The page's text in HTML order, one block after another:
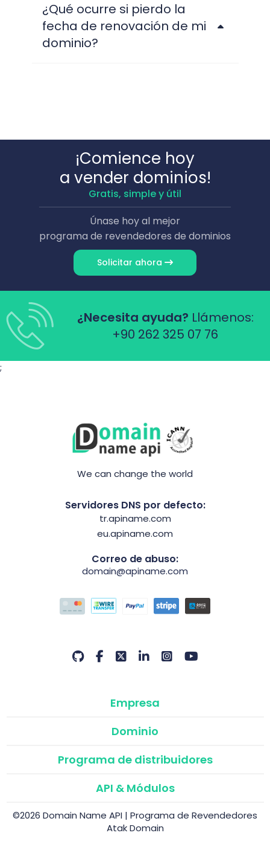
¿Qué ocurre si pierdo la
fecha de renovación de mi
dominio?
¡Comience hoy
a vender dominios!
Gratis, simple y útil
Únase hoy al mejor
programa de revendedores de dominios
Solicitar ahora
¿Necesita ayuda? Llámenos:
+90 262 325 07 76
;
We can change the world
Servidores DNS por defecto:
tr.apiname.com
eu.apiname.com
Correo de abuso:
domain@apiname.com
Empresa
Dominio
Programa de distribuidores
API & Módulos
©2026 Domain Name API | Programa de Revendedores
Atak Domain